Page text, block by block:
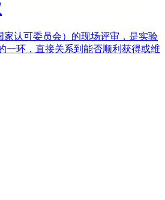
家认可委员会）的现场评审，是实验
一环，直接关系到能否顺利获得或维